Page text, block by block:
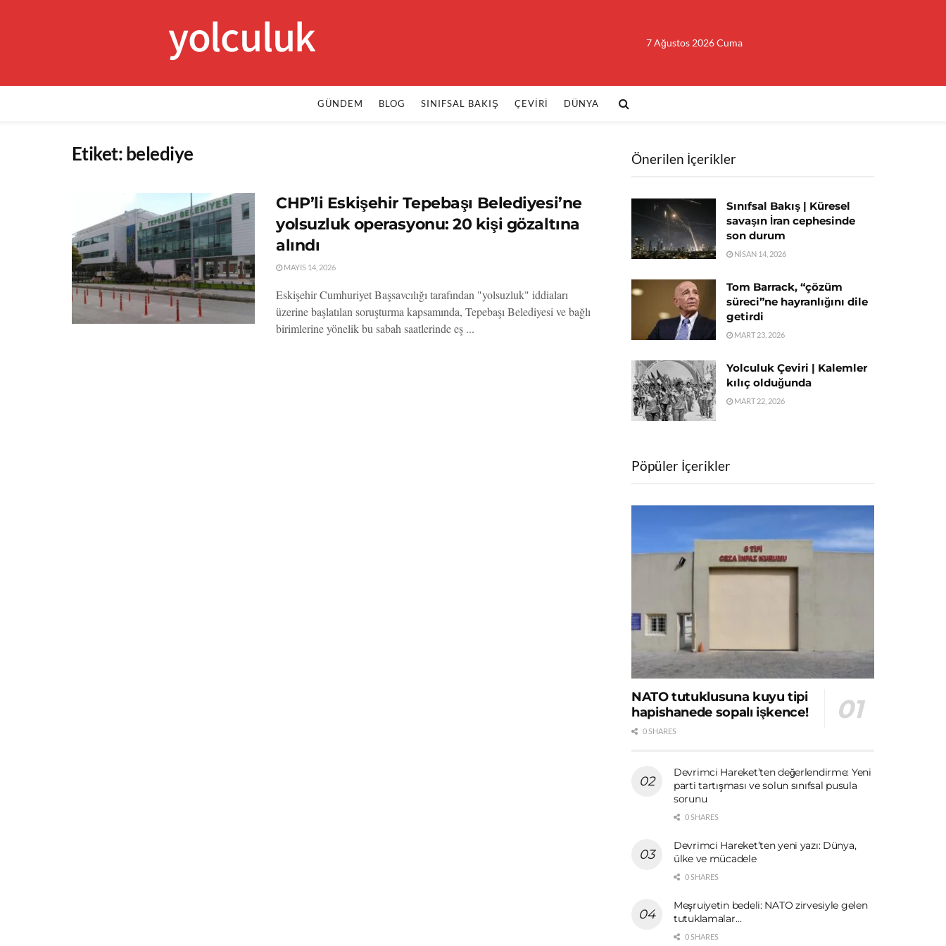
yolculuk 7 Ağustos 2026 Cuma
GÜNDEM BLOG SINIFSAL BAKIŞ ÇEVIRI DÜNYA
Etiket:belediye
CHP’li Eskişehir Tepebaşı Belediyesi’ne
yolsuzluk operasyonu: 20 kişi gözaltına
alındı
MAYIS 14, 2026
Eskişehir Cumhuriyet Başsavcılığı tarafından "yolsuzluk" iddiaları
üzerine başlatılan soruşturma kapsamında, Tepebaşı Belediyesi ve bağlı
birimlerine yönelik bu sabah saatlerinde eş ...
Önerilen İçerikler
Sınıfsal Bakış | Küresel
savaşın İran cephesinde
son durum
NISAN 14, 2026
Tom Barrack, “çözüm
süreci”ne hayranlığını dile
getirdi
MART 23, 2026
Yolculuk Çeviri | Kalemler
kılıç olduğunda
MART 22, 2026
Pöpüler İçerikler
NATO tutuklusuna kuyu tipi
hapishanede sopalı işkence!
0 SHARES
Devrimci Hareket’ten değerlendirme: Yeni
parti tartışması ve solun sınıfsal pusula
sorunu
0 SHARES
Devrimci Hareket’ten yeni yazı: Dünya,
ülke ve mücadele
0 SHARES
Meşruiyetin bedeli: NATO zirvesiyle gelen
tutuklamalar…
0 SHARES